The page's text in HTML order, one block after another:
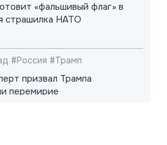
«фальшивый флаг» в
страшилка НАТО
#Россия #Трамп
призвал Трампа
перемирие